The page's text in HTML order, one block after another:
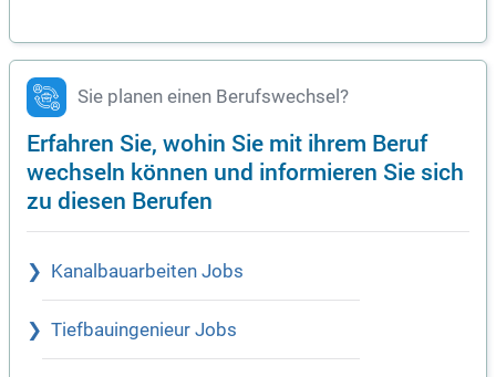
Sie planen einen Berufswechsel?
Erfahren Sie, wohin Sie mit ihrem Beruf
wechseln können und informieren Sie sich
zu diesen Berufen
Kanalbauarbeiten Jobs
Tiefbauingenieur Jobs